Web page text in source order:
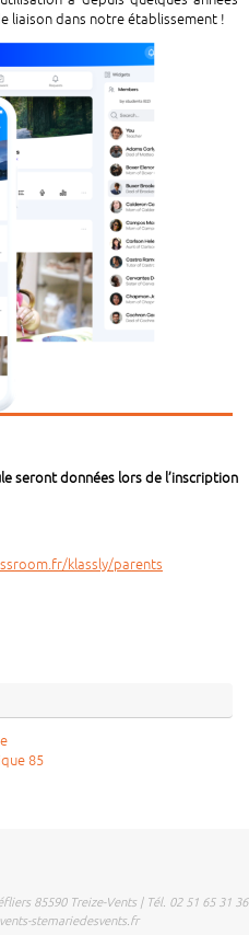
liaison dans notre établissement !
seront données lors de l’inscription
klassly/parents
85
85590 Treize-Vents | Tél. 02 51 65 31 36
stemariedesvents.fr